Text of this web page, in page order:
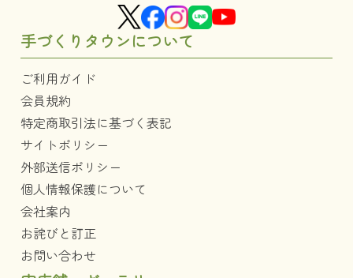
手づくりタウンについて
ご利用ガイド
会員規約
特定商取引法に基づく表記
サイトポリシー
外部送信ポリシー
個人情報保護について
会社案内
お詫びと訂正
お問い合わせ